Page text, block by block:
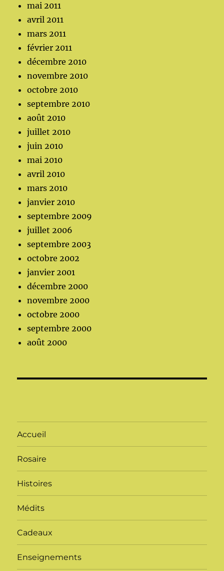
mai 2011
avril 2011
mars 2011
février 2011
décembre 2010
novembre 2010
octobre 2010
septembre 2010
août 2010
juillet 2010
juin 2010
mai 2010
avril 2010
mars 2010
janvier 2010
septembre 2009
juillet 2006
septembre 2003
octobre 2002
janvier 2001
décembre 2000
novembre 2000
octobre 2000
septembre 2000
août 2000
Accueil
Rosaire
Histoires
Médits
Cadeaux
Enseignements